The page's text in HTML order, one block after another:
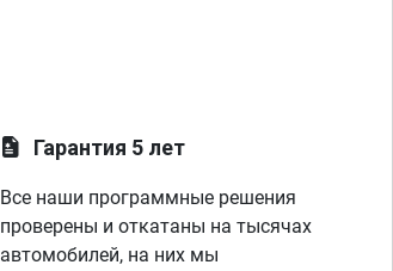
Гарантия 5 лет
Все наши программные решения
проверены и откатаны на тысячах
автомобилей, на них мы